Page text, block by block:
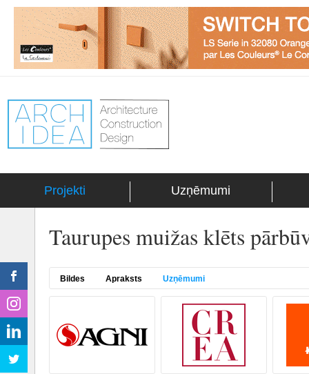
Projekti Uzņēmumi
Taurupes muižas klēts
Bildes Apraksts Uzņēmumi